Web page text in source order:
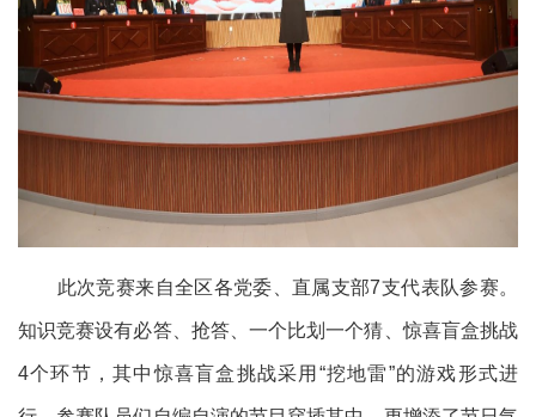
此次竞赛来自全区各党委、直属支部7支代表队参赛。
知识竞赛设有必答、抢答、一个比划一个猜、惊喜盲盒挑战
4个环节，其中惊喜盲盒挑战采用“挖地雷”的游戏形式进